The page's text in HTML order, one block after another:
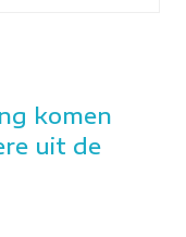
komen
uit de